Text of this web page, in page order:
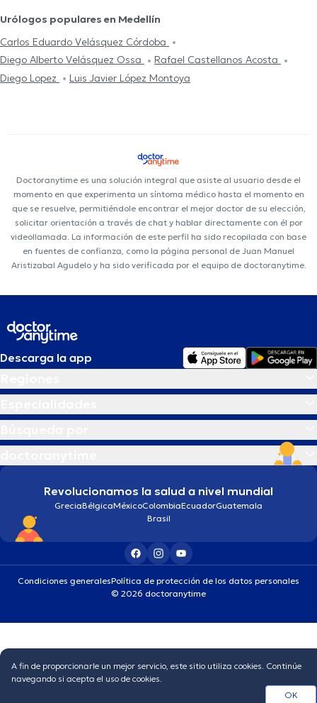
Urólogos populares en Medellín
Carlos Eduardo Velásquez Córdoba
Diego Alberto Velásquez Ossa
Rafael Castellanos Acosta
Diego Lopez
Luis Javier López Montoya
Doctoranytime es una solución integral que asiste al usuario desde el
momento en que experimenta un síntoma médico hasta el momento en
que se resuelve, permitiéndole encontrar el mejor doctor de su elección,
solicitar orientación a través de chat y hablar directamente con él por
videollamada. La información de este perfil ha sido recopilada con base
en fuentes de confianza, como la página personal de Juan Manuel
Aristizabal Agudelo y ha sido verificada por el equipo de doctoranytime.
Descarga la app
Revolucionamos la salud a nivel mundial
GreciaBélgicaMéxicoColombiaEcuadorGuatemala
Brasil
Condiciones generalesPolítica de protección de los datos personales
© 2026 doctoranytime
A fin de proporcionarle un mejor servicio, este sitio utiliza cookies. Continúe
navegando si acepta el uso de cookies.
OK